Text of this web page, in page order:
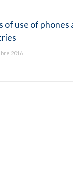
of use of
2016